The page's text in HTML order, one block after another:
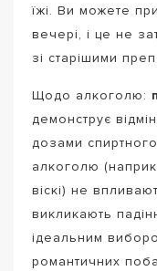
їжі. Ви можете
вечері, і це не
зі старішими
Щодо алкоголю:
демонструє
дозами
алкоголю
віскі) не
викликають
ідеальним
романтичних